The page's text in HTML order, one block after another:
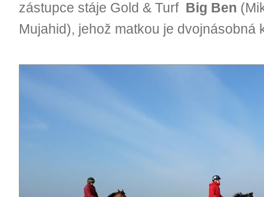
zástupce stáje Gold & Turf Big Ben
Mujahid), jehož matkou je dvojnásobná